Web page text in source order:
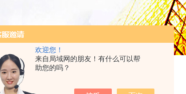
欢迎您！
来自局域网的朋友！有什么可以帮
助您的吗？
>M8040A高性能比特误码率测试仪